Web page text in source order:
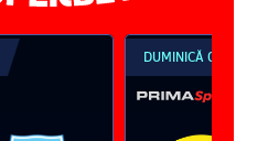
DUMINICĂ 09 AUG,